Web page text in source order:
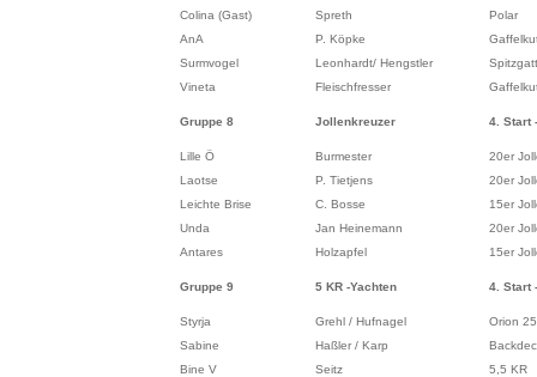
Colina (Gast) Spreth
Polar
AnA
P. Köpke
Surmvogel
Leonhardt/ Hengstler
Vineta
Fleischfresser
Gruppe 8 Jollenkreuzer 4. Start -
Lille Ö Burmester
20er
Laotse
P. Tietjens
20er
Leichte Brise
C. Bosse
15er
Unda
Jan Heinemann
20er
Antares
Holzapfel 15er
Gruppe 9 5 KR -Yachten 4. Start -
Styrja Grehl / Hufnagel
Orion 25
Sabine
Haßler / Karp
Bine V
Seitz
5,5 KR